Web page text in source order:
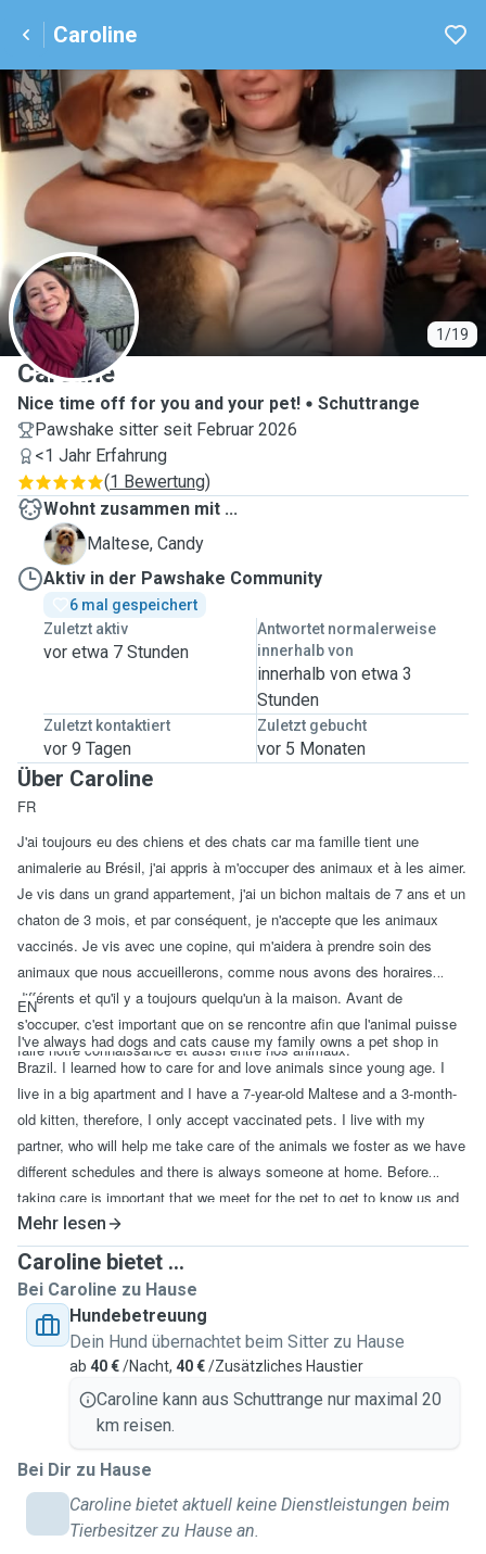
Caroline
1/19
C
Caroline
Nice time off for you and your pet!
Schuttrange
Pawshake sitter seit Februar 2026
<1 Jahr Erfahrung
(1 Bewertung)
Wohnt zusammen mit ...
C
Maltese, Candy
Aktiv in der Pawshake Community
6 mal gespeichert
Zuletzt aktiv
vor etwa 7 Stunden
Antwortet normalerweise
innerhalb von
innerhalb von etwa 3
Stunden
Zuletzt kontaktiert
vor 9 Tagen
Zuletzt gebucht
vor 5 Monaten
Über Caroline
FR
J'ai toujours eu des chiens et des chats car ma famille tient une
animalerie au Brésil, j'ai appris à m'occuper des animaux et à les aimer.
Je vis dans un grand appartement, j'ai un bichon maltais de 7 ans et un
chaton de 3 mois, et par conséquent, je n'accepte que les animaux
vaccinés. Je vis avec une copine, qui m'aidera à prendre soin des
animaux que nous accueillerons, comme nous avons des horaires
différents et qu'il y a toujours quelqu'un à la maison. Avant de
s'occuper, c'est important que on se rencontre afin que l'animal puisse
faire notre connaissance et aussi entre nos animaux.
EN
I've always had dogs and cats cause my family owns a pet shop in
Brazil. I learned how to care for and love animals since young age. I
live in a big apartment and I have a 7-year-old Maltese and a 3-month-
old kitten, therefore, I only accept vaccinated pets. I live with my
partner, who will help me take care of the animals we foster as we have
different schedules and there is always someone at home. Before
taking care is important that we meet for the pet to get to know us and
our pets.
Mehr lesen
Caroline bietet ...
Bei Caroline zu Hause
Hundebetreuung
Dein Hund übernachtet beim Sitter zu Hause
ab 40 €/Nacht, 40 €/Zusätzliches Haustier
Caroline kann aus Schuttrange nur maximal 20
km reisen.
Bei Dir zu Hause
Caroline bietet aktuell keine Dienstleistungen beim
Tierbesitzer zu Hause an.